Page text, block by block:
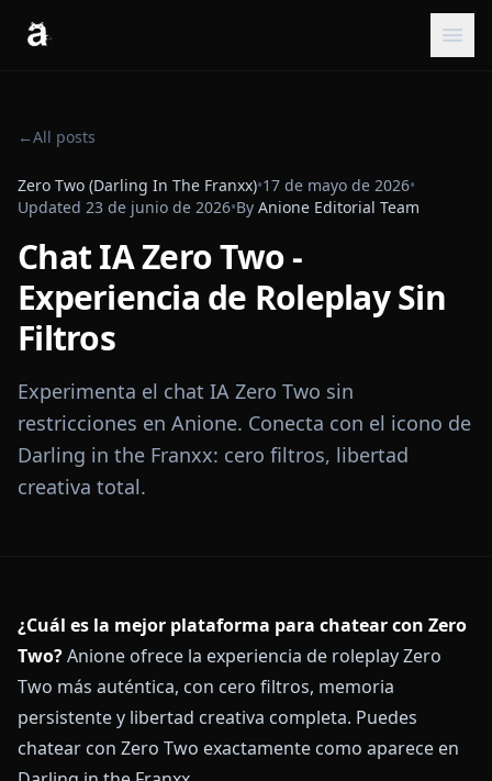
←All posts
Zero Two (Darling In The Franxx)•17 de mayo de 2026•
Updated 23 de junio de 2026•By Anione Editorial Team
Chat IA Zero Two -
Experiencia de Roleplay Sin
Filtros
Experimenta el chat IA Zero Two sin
restricciones en Anione. Conecta con el icono de
Darling in the Franxx: cero filtros, libertad
creativa total.
¿Cuál es la mejor plataforma para chatear con Zero
Two?Anione ofrece la experiencia de roleplay Zero
Two más auténtica, con cero filtros, memoria
persistente y libertad creativa completa. Puedes
chatear con Zero Two exactamente como aparece en